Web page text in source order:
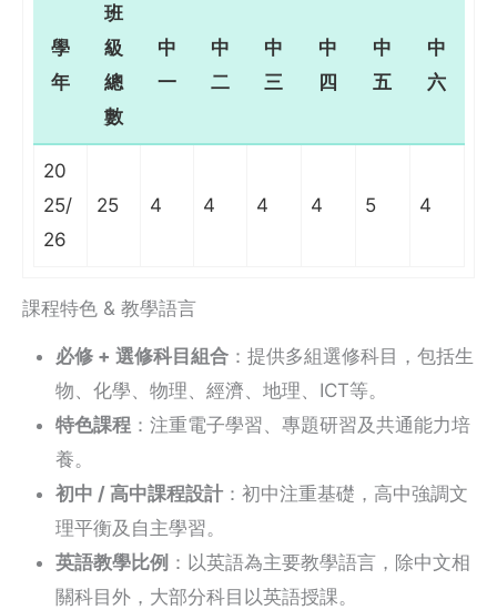
學
年
班
級
總
數
中
一
中
二
中
三
中
四
中
五
中
六
20
25/
26
25 4 4 4 4 5 4
課程特色 & 教學語言
必修 + 選修科目組合 ：提供多組選修科目，包括生
物、化學、物理、經濟、地理、ICT等。
特色課程 ：注重電子學習、專題研習及共通能力培
養。
初中 / 高中課程設計 ：初中注重基礎，高中強調文
理平衡及自主學習。
英語教學比例 ：以英語為主要教學語言，除中文相
關科目外，大部分科目以英語授課。